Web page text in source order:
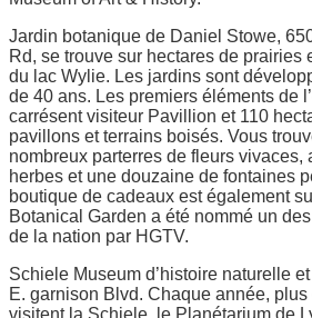
Jardin botanique de Daniel Stowe,
Rd, se trouve sur hectares de prairies
du lac Wylie. Les jardins sont
de 40 ans. Les premiers éléments de
carrésent visiteur Pavillion et 110
pavillons et terrains boisés. Vous
nombreux parterres de fleurs
herbes et une douzaine de fontaines
boutique de cadeaux est également
Botanical Garden a été nommé un
de la nation par HGTV.
Schiele Museum d’histoire naturelle
E. garnison Blvd. Chaque année,
visitent la Schiele, le Planétarium de